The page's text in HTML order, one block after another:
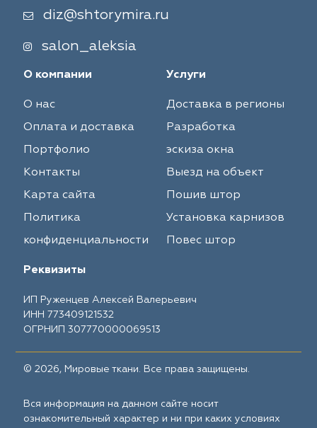
diz@shtorymira.ru
salon_aleksia
О компании
О нас
Оплата и доставка
Портфолио
Контакты
Карта сайта
Политика
конфиденциальности
Услуги
Доставка в регионы
Разработка
эскиза окна
Выезд на объект
Пошив штор
Установка карнизов
Повес штор
Реквизиты
ИП Руженцев Алексей Валерьевич
ИНН 773409121532
ОГРНИП 307770000069513
© 2026, Мировые ткани. Все права защищены.
Вся информация на данном сайте носит
ознакомительный характер и ни при каких условиях